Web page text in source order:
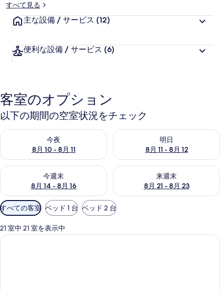
ーすべて見る
主な設備 / サービス (12)
便利な設備 / サービス (6)
客室のオプション
以下の期間の空室状況をチェック
今夜
8月 10 - 8月 11
今夜 8月 10 - 8月 11 の空室状況をチェック
明日
8月 11 - 8月 12
明日 8月 11 - 8月 12 の空室状
今週末
8月 14 - 8月 16
今週末 8月 14 - 8月 16 の空室状況をチェック
来週末
8月 21 - 8月 23
来週末 8月 21 - 8月 23 の空室
利
用
可
能
すべての客室 ベッド 1 台 ベッド 2 台
21 室中 21 室を表示中